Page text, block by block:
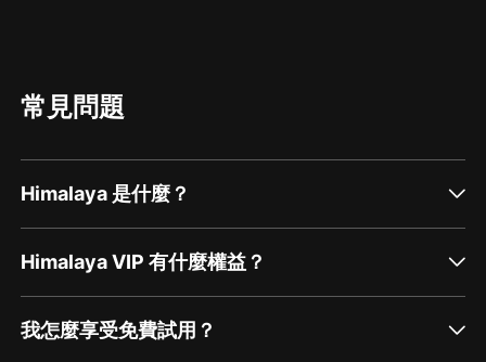
常見問題
Himalaya 是什麼？
Himalaya VIP 有什麼權益？
我怎麼享受免費試用？